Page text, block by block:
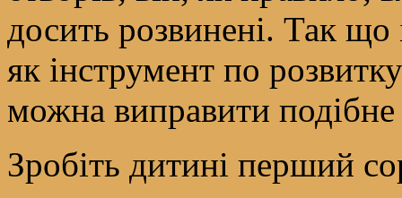
досить розвинені. Так що
як інструмент по
можна виправити
Зробіть дитині перший